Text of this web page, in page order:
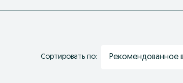
Сортировать по: Рекомендованное